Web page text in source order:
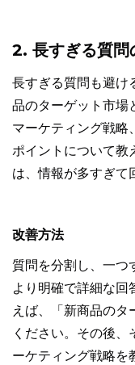
2. 長すぎる質問
長すぎる質問も避け
品のターゲット市場
マーケティング戦略
ポイントについて教
は、情報が多すぎて
改善方法
質問を分割し、一つ
より明確で詳細な回
えば、「新商品のタ
ください。その後
ーケティング戦略を